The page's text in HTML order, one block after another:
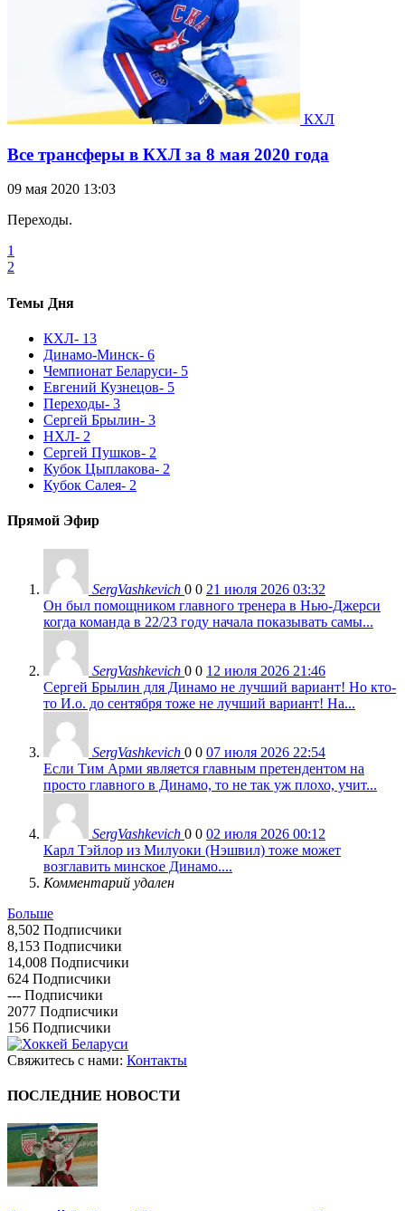
КХЛ
Все трансферы в КХЛ за 8 мая 2020 года
09 мая 2020 13:03
Переходы.
1
2
Темы Дня
КХЛ- 13
Динамо-Минск- 6
Чемпионат Беларуси- 5
Евгений Кузнецов- 5
Переходы- 3
Сергей Брылин- 3
НХЛ- 2
Сергей Пушков- 2
Кубок Цыплакова- 2
Кубок Салея- 2
Прямой Эфир
SergVashkevich 0 0 21 июля 2026 03:32
Он был помощником главного тренера в Нью-Джерси
когда команда в 22/23 году начала показывать самы...
SergVashkevich 0 0 12 июля 2026 21:46
Сергей Брылин для Динамо не лучший вариант! Но кто-
то И.о. до сентября тоже не лучший вариант! На...
SergVashkevich 0 0 07 июля 2026 22:54
Если Тим Арми является главным претендентом на
просто главного в Динамо, то не так уж плохо, учит...
SergVashkevich 0 0 02 июля 2026 00:12
Карл Тэйлор из Милуоки (Нэшвил) тоже может
возглавить минское Динамо....
Комментарий удален
Больше
8,502 Подписчики
8,153 Подписчики
14,008 Подписчики
624 Подписчики
--- Подписчики
2077 Подписчики
156 Подписчики
Свяжитесь с нами: Контакты
ПОСЛЕДНИЕ НОВОСТИ